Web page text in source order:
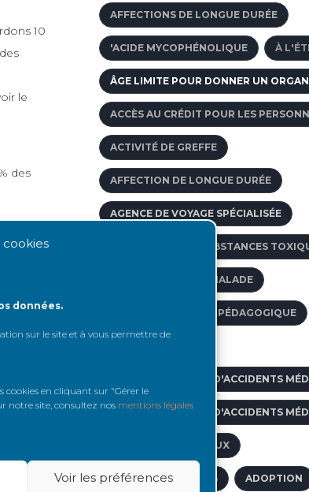
données.
sur le site et à vous permettre de
en cliquant sur "Gérer le
notre site, consultez nos mentions légales
Voir les préférences
10
le
des
AFFECTIONS DE LONGUE DURÉE
'ACIDE MYCOPHÉNOLIQUE À
ÂGE LIMITE POUR DONNER UN
ACCÈS AU CRÉDIT POUR LES
ACTIVITÉ DE GREFFE
AFFECTION DE LONGUE DURÉE
AGENCE DE VOYAGE SPÉCIALISÉE
ABSORPTION DE SUBSTANCES
ACCOMPAGNER LE MALADE
ACCOMPAGNEMENT PÉDAGOGIQUE
AIDE AUX VICTIMES D'ACCIDENTS
AIDE AUX VICTIMES D'ACCIDENTS
ACTES PARAMÉDICAUX
ACCÈS VASCULAIRES ADOPTION